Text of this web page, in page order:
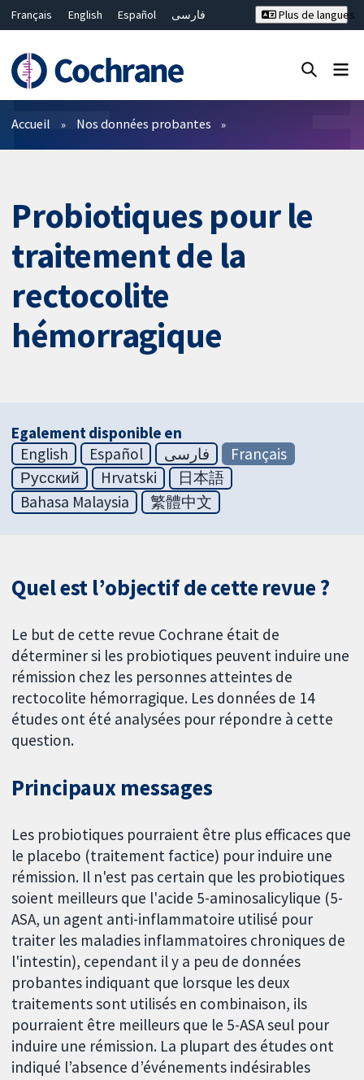
Français English Español
فارسی
Bahasa Malaysia
ไทย
繁體中文
简体中文
Plus de langues
Filtres
Accueil Nos données probantes
Probiotiques pour le
traitement de la
rectocolite
hémorragique
Egalement disponible en
English
Español فارسی
Français
Русский
Hrvatski
日本語
Bahasa Malaysia
繁體中文
Quel est l’objectif de cette revue ?
Le but de cette revue Cochrane était de
déterminer si les probiotiques peuvent induire une
rémission chez les personnes atteintes de
rectocolite hémorragique. Les données de 14
études ont été analysées pour répondre à cette
question.
Principaux messages
Les probiotiques pourraient être plus efficaces que
le placebo (traitement factice) pour induire une
rémission. Il n'est pas certain que les probiotiques
soient meilleurs que l'acide 5-aminosalicylique (5-
ASA, un agent anti-inflammatoire utilisé pour
traiter les maladies inflammatoires chroniques de
l'intestin), cependant il y a peu de données
probantes indiquant que lorsque les deux
traitements sont utilisés en combinaison, ils
pourraient être meilleurs que le 5-ASA seul pour
induire une rémission. La plupart des études ont
indiqué l’absence d’événements indésirables